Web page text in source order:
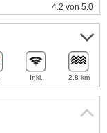
4.2 von 5.0
Inkl. 2,8 km